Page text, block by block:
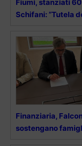
Fiumi, stanziati
Schifani: “Tutela
Finanziaria,
sostengano